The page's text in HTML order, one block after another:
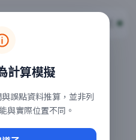
位置，涵蓋自強、普悠瑪、
台中車站即時動態
計算模擬
誤點資料推算，並非列
與實際位置不同。